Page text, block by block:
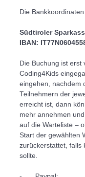
Die
Südtiroler
IBAN:
Die Buchung ist
Coding4Kids
eingehen, nachdem
Teilnehmern der
erreicht ist, dann
mehr annehmen
auf die Warteliste –
Start der gewählten
zurückerstattet, falls
sollte.